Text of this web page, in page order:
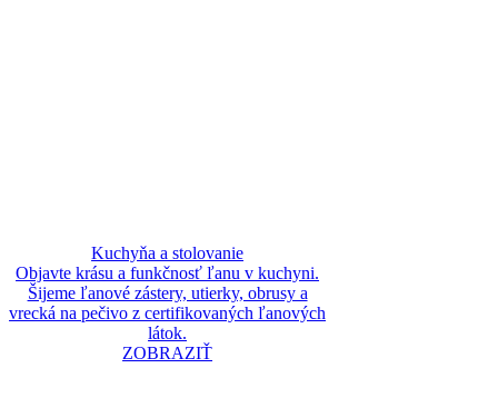
Kuchyňa a stolovanie
Objavte krásu a funkčnosť ľanu v kuchyni.
Šijeme ľanové zástery, utierky, obrusy a
vrecká na pečivo z certifikovaných ľanových
látok.
ZOBRAZIŤ